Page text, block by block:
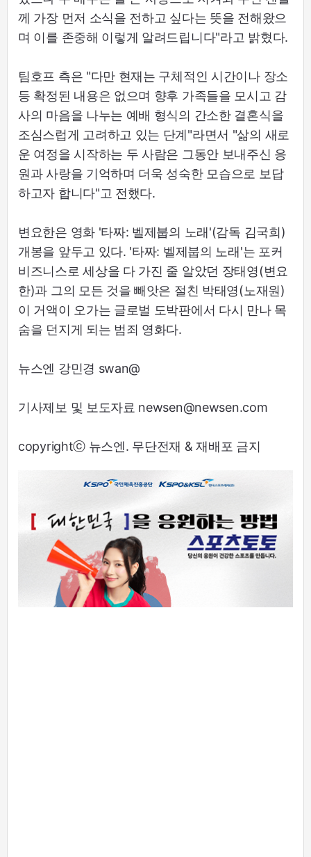
께 가장 먼저 소식을 전하고 싶다는 뜻을 전해왔으
며 이를 존중해 이렇게 알려드립니다"라고 밝혔다.
팀호프 측은 "다만 현재는 구체적인 시간이나 장소
등 확정된 내용은 없으며 향후 가족들을 모시고 감
사의 마음을 나누는 예배 형식의 간소한 결혼식을
조심스럽게 고려하고 있는 단계"라면서 "삶의 새로
운 여정을 시작하는 두 사람은 그동안 보내주신 응
원과 사랑을 기억하며 더욱 성숙한 모습으로 보답
하고자 합니다"고 전했다.
변요한은 영화 '타짜: 벨제붑의 노래'(감독 김국희)
개봉을 앞두고 있다. '타짜: 벨제붑의 노래'는 포커
비즈니스로 세상을 다 가진 줄 알았던 장태영(변요
한)과 그의 모든 것을 빼앗은 절친 박태영(노재원)
이 거액이 오가는 글로벌 도박판에서 다시 만나 목
숨을 던지게 되는 범죄 영화다.
뉴스엔 강민경 swan@
기사제보 및 보도자료 newsen@newsen.com
copyrightⓒ 뉴스엔. 무단전재 & 재배포 금지